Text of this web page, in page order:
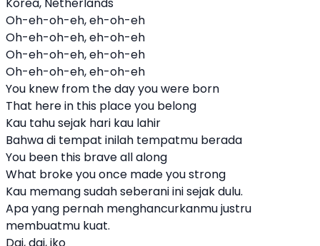
Oh-eh-oh-eh, eh-oh-eh
Oh-eh-oh-eh, eh-oh-eh
Oh-eh-oh-eh, eh-oh-eh
Oh-eh-oh-eh, eh-oh-eh
You knew from the day you were born
That here in this place you belong
Kau tahu sejak hari kau lahir
Bahwa di tempat inilah tempatmu berada
You been this brave all along
What broke you once made you strong
Kau memang sudah seberani ini sejak dulu.
Apa yang pernah menghancurkanmu justru
membuatmu kuat.
Dai, dai, iko